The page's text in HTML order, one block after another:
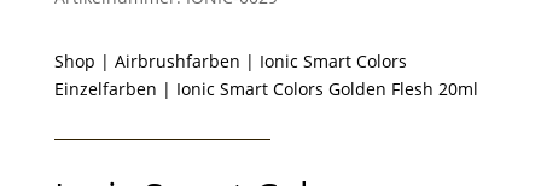
Shop | Airbrushfarben | Ionic Smart Colors
Einzelfarben | Ionic Smart Colors Golden Flesh 20ml